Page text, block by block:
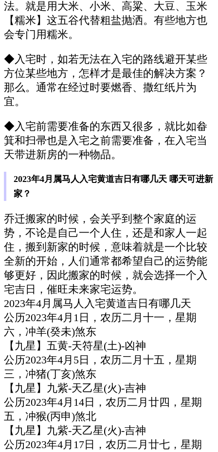
法。就是用大米、小米、高粱、大豆、玉米
【糯米】这五谷代替粗盐抛洒。有些地方也
会专门用糯米。
◆入宅时，如若无法在入宅的路线避开某些
方位某些地方，怎样才是最佳的解决方案？
那么。通常在经过时要燃香、撒红纸片为
宜。
◆入宅前需要准备的东西又很多，就比如畚
箕和扫帚也是入宅之前需要准备，在入宅当
天带进新房的一种物品。
2023年4月属马人入宅黄道吉日有哪几天 哪天可进新
家？
乔迁搬家的时候，会关乎到整个家庭的运
势，不论是自己一个人住，还是和家人一起
住，搬到新家的时候，意味着就是一个比较
全新的开始，人们通常都希望自己的运势能
够更好，因此搬家的时候，就会选择一个入
宅吉日，催旺未来家宅运势。
2023年4月属马人入宅黄道吉日有哪几天
公历2023年4月1日，农历二月十一，星期
六，冲羊(癸未)煞东
【九星】五黄-天符星(土)-凶神
公历2023年4月5日，农历二月十五，星期
三，冲猪(丁亥)煞东
【九星】九紫-天乙星(火)-吉神
公历2023年4月14日，农历二月廿四，星期
五，冲猴(丙申)煞北
【九星】九紫-天乙星(火)-吉神
公历2023年4月17日，农历二月廿七，星期